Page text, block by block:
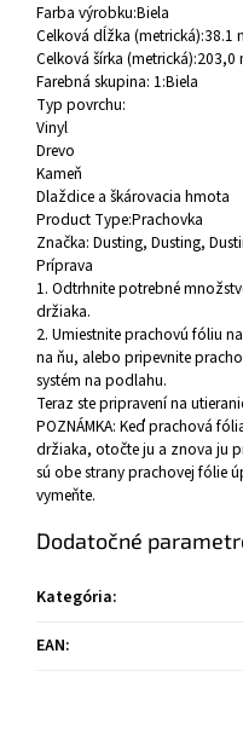
Farba výrobku:Biela
Celková dĺžka (metrická):38.1
Celková šírka (metrická):203,0
Farebná skupina: 1:Biela
Typ povrchu:
Vinyl
Drevo
Kameň
Dlaždice a škárovacia hmota
Product Type:Prachovka
Značka: Dusting, Dusting,
Príprava
1. Odtrhnite potrebné
držiaka.
2. Umiestnite prachovú fóliu
na ňu, alebo pripevnite
systém na podlahu.
Teraz ste pripravení na
POZNÁMKA: Keď prachová
držiaka, otočte ju a znova ju
sú obe strany prachovej fólie
vymeňte.
Dodatočné
Kategória:
EAN: